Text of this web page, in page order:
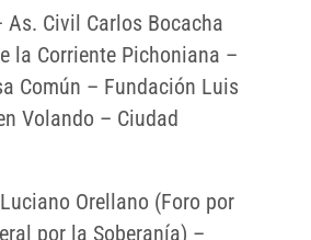
As. Civil Carlos Bocacha
la Corriente Pichoniana –
Común – Fundación Luis
Volando – Ciudad
Orellano (Foro por
por la Soberanía) –